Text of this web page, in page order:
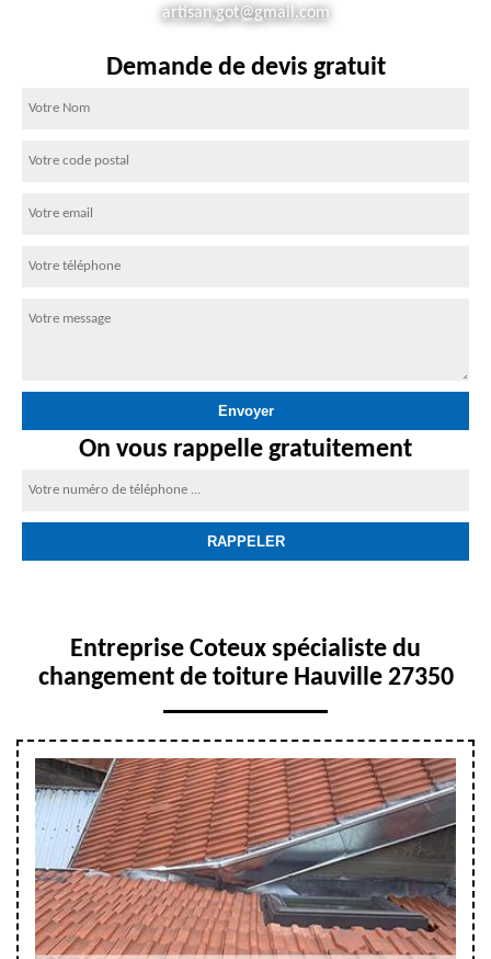
artisan.got@gmail.com
Demande de devis gratuit
On vous rappelle gratuitement
Entreprise Coteux spécialiste du
changement de toiture Hauville 27350